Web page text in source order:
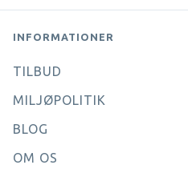
INFORMATIONER
TILBUD
MILJØPOLITIK
BLOG
OM OS